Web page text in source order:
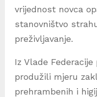
vrijednost novca
stanovništvo
preživljavanje.
Iz Vlade
produžili mjeru
prehrambenih i